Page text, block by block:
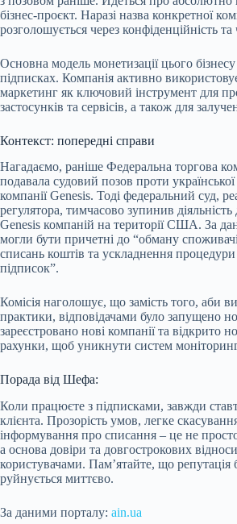
бізнес-проєкт. Наразі назва конкретної
розголошується через конфіденційність
Основна модель монетизації цього
підписках. Компанія активно
маркетинг як ключовий інструмент для
застосунків та сервісів, а також для
Контекст: попередні справи
Нагадаємо, раніше Федеральна торгова
подавала судовий позов проти
компанії Genesis. Тоді федеральний суд,
регулятора, тимчасово зупинив
Genesis компаній на території США. За
могли бути причетні до “обману
списань коштів та ускладнення
підписок”.
Комісія наголошує, що замість того, аби
практики, відповідачами було запущено
зареєстровано нові компанії та відкрито
рахунки, щоб уникнути систем
Порада від Шефа:
Коли працюєте з підписками, завжди
клієнта. Прозорість умов, легке
інформування про списання – це не
а основа довіри та довгострокових
користувачами. Пам’ятайте, що репутація
руйнується миттєво.
За даними порталу: ain.ua